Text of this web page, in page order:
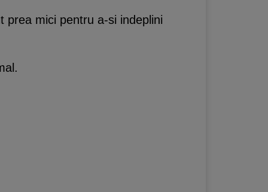
prea mici pentru a-si indeplini